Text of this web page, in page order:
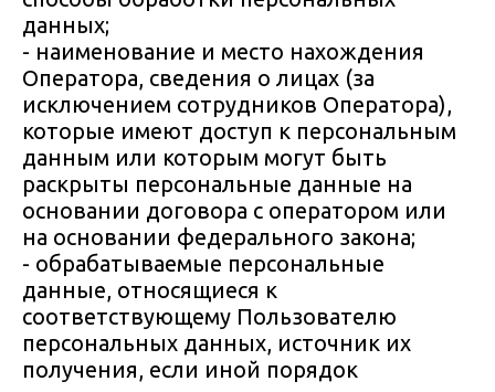
данных;
- наименование и место нахождения
Оператора, сведения о лицах (за
исключением сотрудников Оператора),
которые имеют доступ к персональным
данным или которым могут быть
раскрыты персональные данные на
основании договора с оператором или
на основании федерального закона;
- обрабатываемые персональные
данные, относящиеся к
соответствующему Пользователю
персональных данных, источник их
получения, если иной порядок